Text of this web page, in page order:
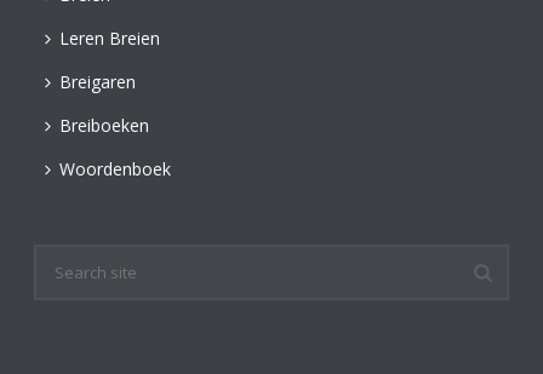
Leren Breien
Breigaren
Breiboeken
Woordenboek